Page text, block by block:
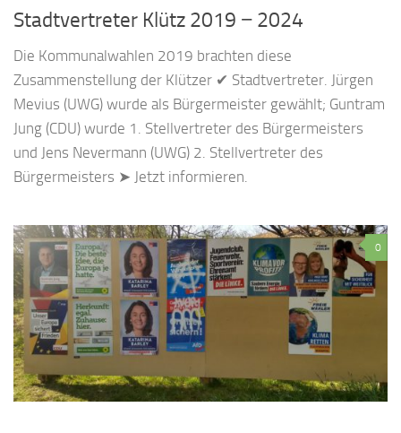
Stadtvertreter Klütz 2019 − 2024
Die Kommunalwahlen 2019 brachten diese
Zusammenstellung der Klützer ✔ Stadtvertreter. Jürgen
Mevius (UWG) wurde als Bürgermeister gewählt; Guntram
Jung (CDU) wurde 1. Stellvertreter des Bürgermeisters
und Jens Nevermann (UWG) 2. Stellvertreter des
Bürgermeisters ➤ Jetzt informieren.
0